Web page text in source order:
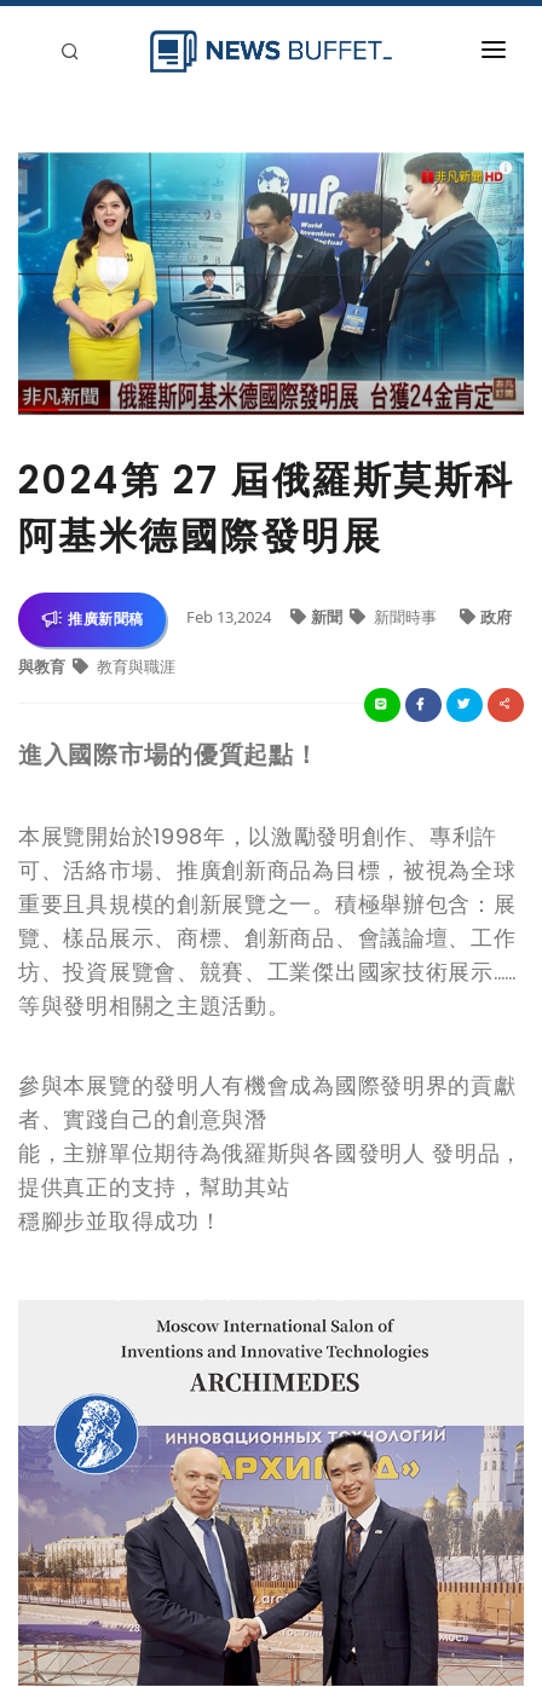
新聞稿分類
登入
刊登
2024第 27 屆俄羅斯莫斯科
阿基米德國際發明展
推廣新聞稿 Feb 13,2024 新聞 新聞時事 政府
與教育 教育與職涯
進入國際市場的優質起點！
本展覽開始於1998年，以激勵發明創作、專利許
可、活絡市場、推廣創新商品為目標，被視為全球
重要且具規模的創新展覽之一。積極舉辦包含：展
覽、樣品展示、商標、創新商品、會議論壇、工作
坊、投資展覽會、競賽、工業傑出國家技術展示……
等與發明相關之主題活動。
參與本展覽的發明人有機會成為國際發明界的貢獻
者、實踐自己的創意與潛
能，主辦單位期待為俄羅斯與各國發明人 發明品，
提供真正的支持，幫助其站
穩腳步並取得成功！